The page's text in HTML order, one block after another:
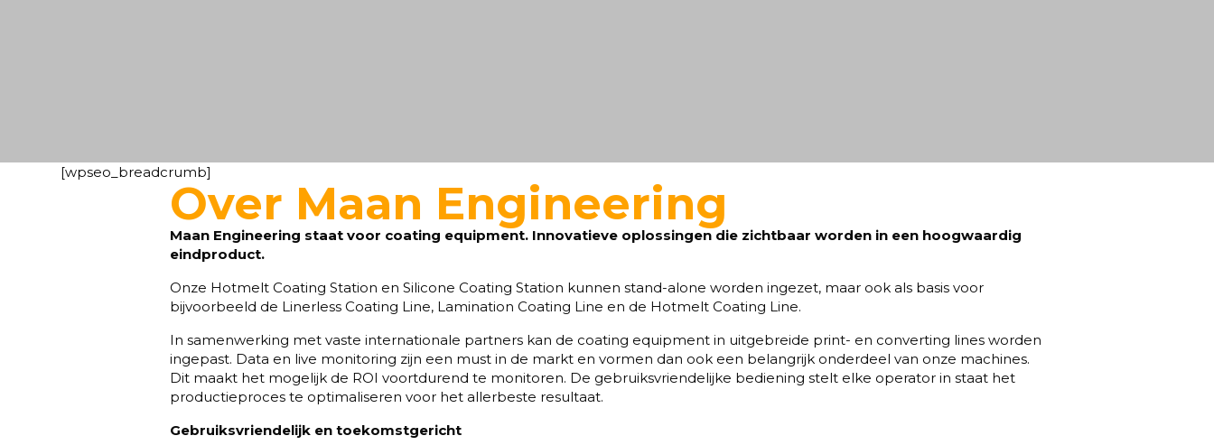
[wpseo_breadcrumb]
Over Maan Engineering
Maan Engineering staat voor coating equipment. Innovatieve oplossingen die zichtbaar worden in een hoogwaardig
eindproduct.
Onze Hotmelt Coating Station en Silicone Coating Station kunnen stand-alone worden ingezet, maar ook als basis voor
bijvoorbeeld de Linerless Coating Line, Lamination Coating Line en de Hotmelt Coating Line.
In samenwerking met vaste internationale partners kan de coating equipment in uitgebreide print- en converting lines worden
ingepast. Data en live monitoring zijn een must in de markt en vormen dan ook een belangrijk onderdeel van onze machines.
Dit maakt het mogelijk de ROI voortdurend te monitoren. De gebruiksvriendelijke bediening stelt elke operator in staat het
productieproces te optimaliseren voor het allerbeste resultaat.
Gebruiksvriendelijk en toekomstgericht